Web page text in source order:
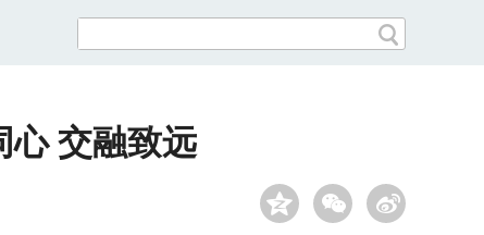
心 交融致远